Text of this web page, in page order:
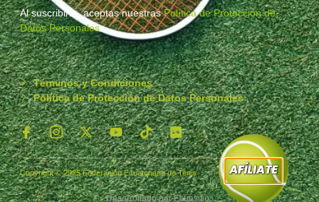
Al suscribirte, aceptas nuestrasPolítica de Protección de
Datos Personales.
Términos y Condiciones
Política de Protección de Datos Personales
Copyright © 2025 Federación Ecuatoriana de Tenis
Desarrollado porEcuasitios